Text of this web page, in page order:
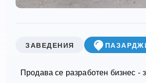
ЗАВЕДЕНИЯ
Продава се разработен бизнес -